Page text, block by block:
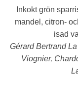
Inkokt grön
mandel, citron-
isad
Gérard Bertrand
Viognier,